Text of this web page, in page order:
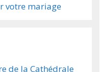
votre mariage
de la Cathédrale